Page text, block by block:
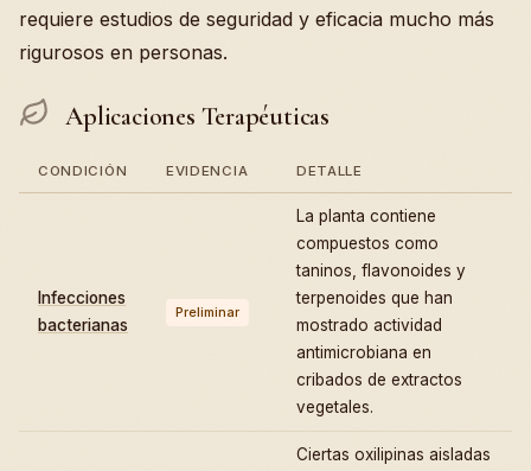
requiere estudios de seguridad y eficacia mucho más
rigurosos en personas.
Aplicaciones Terapéuticas
CONDICIÓN EVIDENCIA DETALLE
Infecciones
bacterianas
Preliminar
La planta contiene
compuestos como
taninos, flavonoides y
terpenoides que han
mostrado actividad
antimicrobiana en
cribados de extractos
vegetales.
Ciertas oxilipinas aisladas